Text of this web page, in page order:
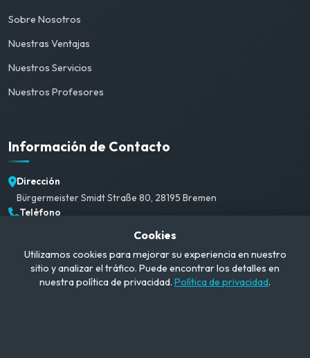
Sobre Nosotros
Nuestras Ventajas
Nuestros Servicios
Nuestros Profesores
Información de Contacto
Dirección
Bürgermeister Smidt Straße 80, 28195 Bremen
Teléfono
info@campusgerman.com
Horario de Atención
Lun-Sáb: 09:00-21:00
Cookies
Utilizamos cookies para mejorar su experiencia en nuestro
sitio y analizar el tráfico. Puede encontrar los detalles en
nuestra política de privacidad. Política de privacidad.